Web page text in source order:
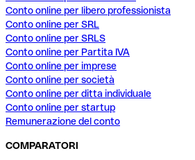
Conto online per libero professionista
Conto online per SRL
Conto online per SRLS
Conto online per Partita IVA
Conto online per imprese
Conto online per società
Conto online per ditta individuale
Conto online per startup
Remunerazione del conto
COMPARATORI